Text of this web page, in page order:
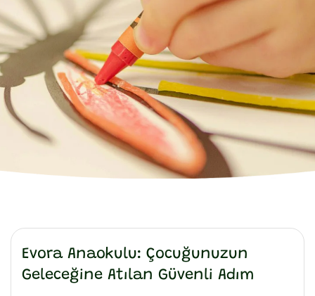
Evora Anaokulu: Çocuğunuzun
Geleceğine Atılan Güvenli Adım